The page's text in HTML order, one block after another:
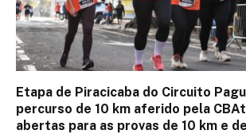
Etapa de Piracicaba do Circuito
percurso de 10 km aferido pela
abertas para as provas de 10 km e